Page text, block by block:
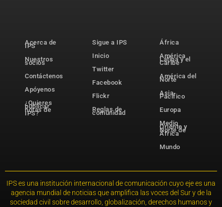
Acerca de
IPS
Nuestros
socios
Contáctenos
Apóyenos
¿Quieres
publicar
notas de
IPS?
Sigue a IPS
Inicio
Twitter
Facebook
Flickr
Reglas de
comunidad
África
América
Latina y el
Caribe
América del
Norte
Asia-
Pacífico
Europa
Medio
Oriente y
Norte de
África
Mundo
IPS es una institución internacional de comunicación cuyo eje es una
agencia mundial de noticias que amplifica las voces del Sur y de la
sociedad civil sobre desarrollo, globalización, derechos humanos y